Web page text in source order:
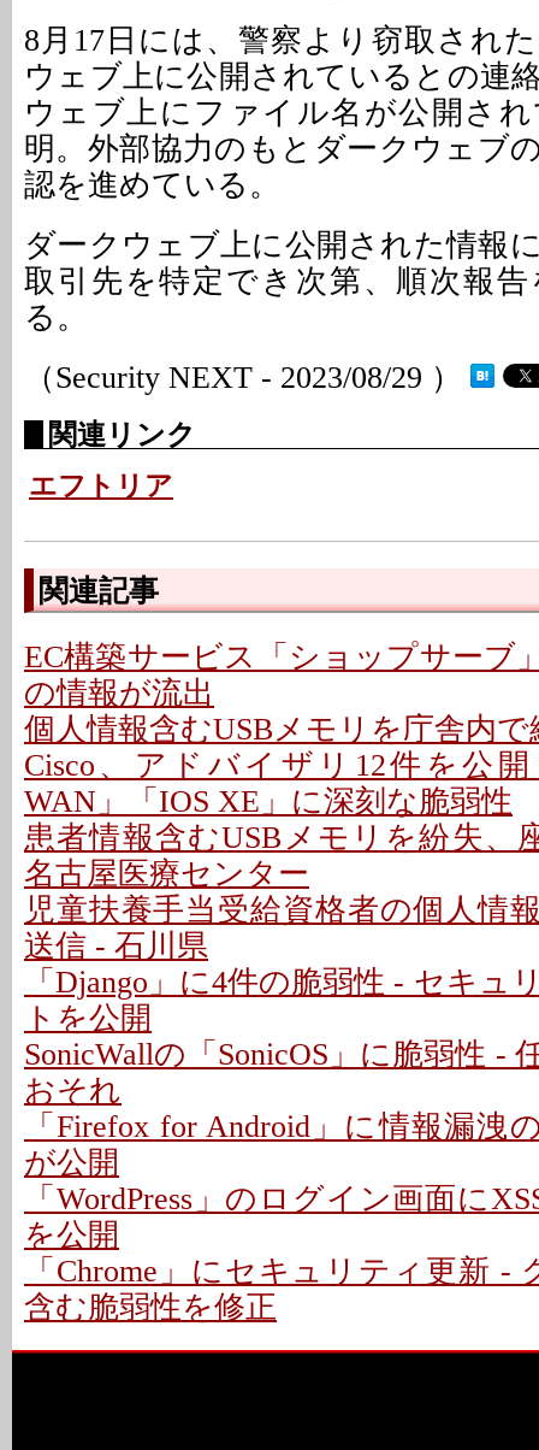
8月17日には、警察より窃取され
ウェブ上に公開されているとの連
ウェブ上にファイル名が公開さ
明。外部協力のもとダークウェブ
認を進めている。
ダークウェブ上に公開された情報
取引先を特定でき次第、順次報
る。
（Security NEXT - 2023/08/29 ）
関連リンク
エフトリア
関連記事
EC構築サービス「ショップサーブ
の情報が流出
個人情報含むUSBメモリを庁舎内で
Cisco、アドバイザリ12件を公開
WAN」「IOS XE」に深刻な脆弱性
患者情報含むUSBメモリを紛失、
名古屋医療センター
児童扶養手当受給資格者の個人情
送信 - 石川県
「Django」に4件の脆弱性 - セキュ
トを公開
SonicWallの「SonicOS」に脆弱性 -
おそれ
「Firefox for Android」に情報漏洩
が公開
「WordPress」のログイン画面に
を公開
「Chrome」にセキュリティ更新 -
含む脆弱性を修正